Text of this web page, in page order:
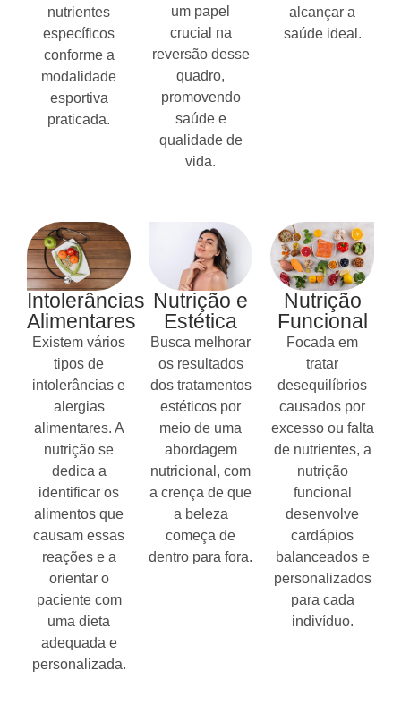
nutrientes
específicos
conforme a
modalidade
esportiva
praticada.
um papel
crucial na
reversão desse
quadro,
promovendo
saúde e
qualidade de
vida.
alcançar a
saúde ideal.
Intolerâncias
Alimentares
Existem vários
tipos de
intolerâncias e
alergias
alimentares. A
nutrição se
dedica a
identificar os
alimentos que
causam essas
reações e a
orientar o
paciente com
uma dieta
adequada e
personalizada.
Nutrição e
Estética
Busca melhorar
os resultados
dos tratamentos
estéticos por
meio de uma
abordagem
nutricional, com
a crença de que
a beleza
começa de
dentro para fora.
Nutrição
Funcional
Focada em
tratar
desequilíbrios
causados por
excesso ou falta
de nutrientes, a
nutrição
funcional
desenvolve
cardápios
balanceados e
personalizados
para cada
indivíduo.